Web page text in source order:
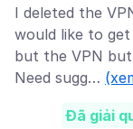
I deleted the
would like to
but the VPN
Need sugg…
Đã giải